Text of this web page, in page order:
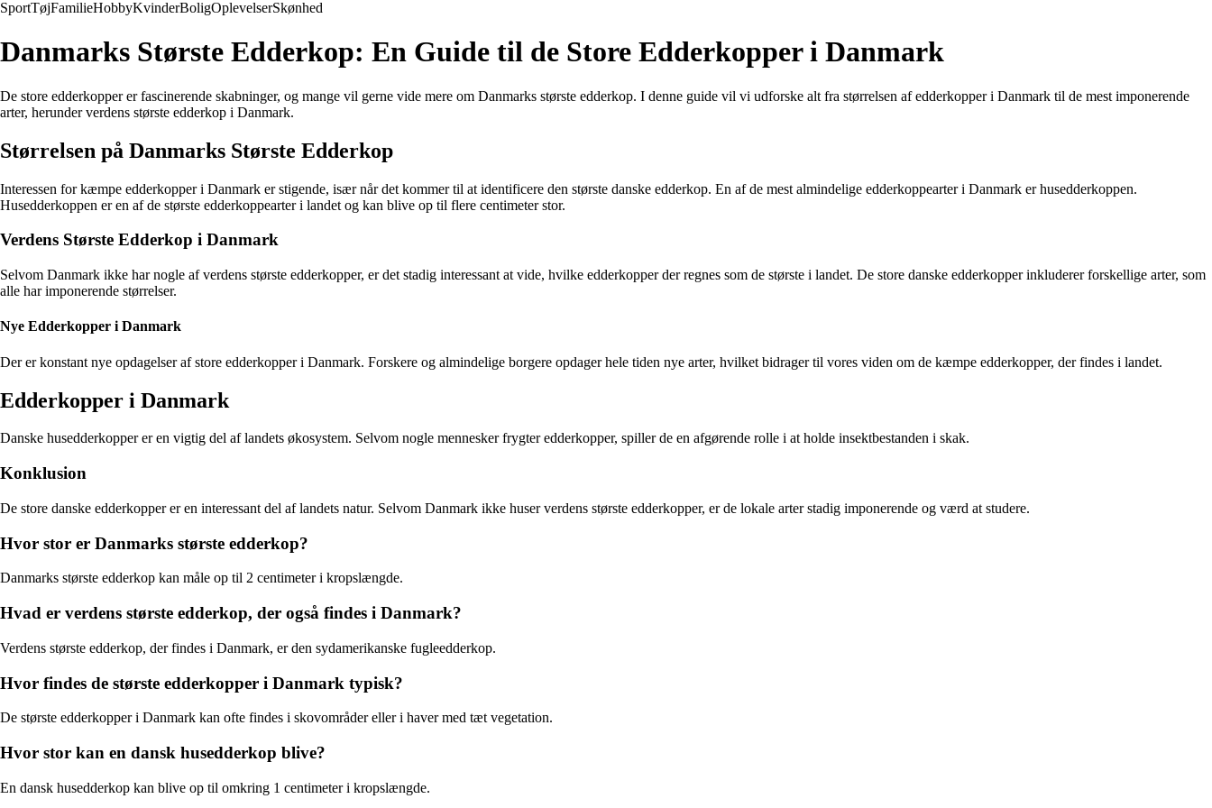
SportTøjFamilieHobbyKvinderBoligOplevelserSkønhed
Danmarks Største Edderkop: En Guide til de Store Edderkopper i Danmark
De store edderkopper er fascinerende skabninger, og mange vil gerne vide mere om Danmarks største edderkop. I denne guide vil vi udforske alt fra størrelsen af edderkopper i Danmark til de mest imponerende
arter, herunder verdens største edderkop i Danmark.
Størrelsen på Danmarks Største Edderkop
Interessen for kæmpe edderkopper i Danmark er stigende, især når det kommer til at identificere den største danske edderkop. En af de mest almindelige edderkoppearter i Danmark er husedderkoppen.
Husedderkoppen er en af de største edderkoppearter i landet og kan blive op til flere centimeter stor.
Verdens Største Edderkop i Danmark
Selvom Danmark ikke har nogle af verdens største edderkopper, er det stadig interessant at vide, hvilke edderkopper der regnes som de største i landet. De store danske edderkopper inkluderer forskellige arter, som
alle har imponerende størrelser.
Nye Edderkopper i Danmark
Der er konstant nye opdagelser af store edderkopper i Danmark. Forskere og almindelige borgere opdager hele tiden nye arter, hvilket bidrager til vores viden om de kæmpe edderkopper, der findes i landet.
Edderkopper i Danmark
Danske husedderkopper er en vigtig del af landets økosystem. Selvom nogle mennesker frygter edderkopper, spiller de en afgørende rolle i at holde insektbestanden i skak.
Konklusion
De store danske edderkopper er en interessant del af landets natur. Selvom Danmark ikke huser verdens største edderkopper, er de lokale arter stadig imponerende og værd at studere.
Hvor stor er Danmarks største edderkop?
Danmarks største edderkop kan måle op til 2 centimeter i kropslængde.
Hvad er verdens største edderkop, der også findes i Danmark?
Verdens største edderkop, der findes i Danmark, er den sydamerikanske fugleedderkop.
Hvor findes de største edderkopper i Danmark typisk?
De største edderkopper i Danmark kan ofte findes i skovområder eller i haver med tæt vegetation.
Hvor stor kan en dansk husedderkop blive?
En dansk husedderkop kan blive op til omkring 1 centimeter i kropslængde.